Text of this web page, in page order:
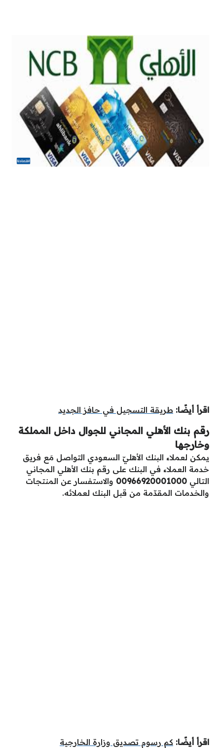
اقرأ أيضًا: طريقة التسجيل في حافز الجديد
رقم بنك الأهلي المجاني للجوال داخل المملكة
وخارجها
يمكن لعملاء البنك الأهليّ السعودي التواصل مَع فريق
خدمة العملاء في البنك على رقم بنك الأهلي المجاني
التالي 00966920001000 والاستفسار عن المنتجات
والخدمات المقدّمة من قبل البنك لعملائه.
اقرأ أيضًا: كم رسوم تصديق وزارة الخارجية